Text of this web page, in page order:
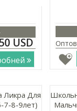
USD
Ликра Для
7-8-9лет)